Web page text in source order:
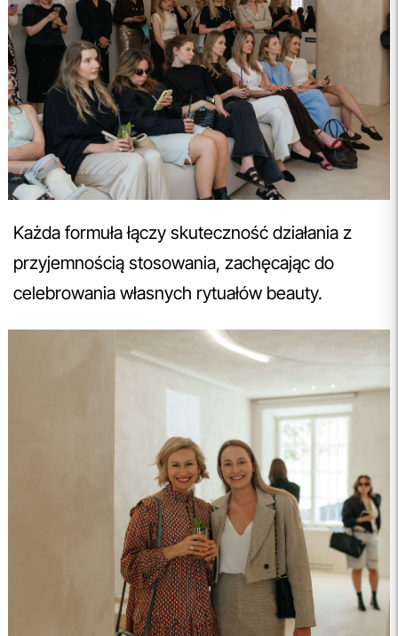
Każda formuła łączy skuteczność działania z
przyjemnością stosowania, zachęcając do
celebrowania własnych rytuałów beauty.